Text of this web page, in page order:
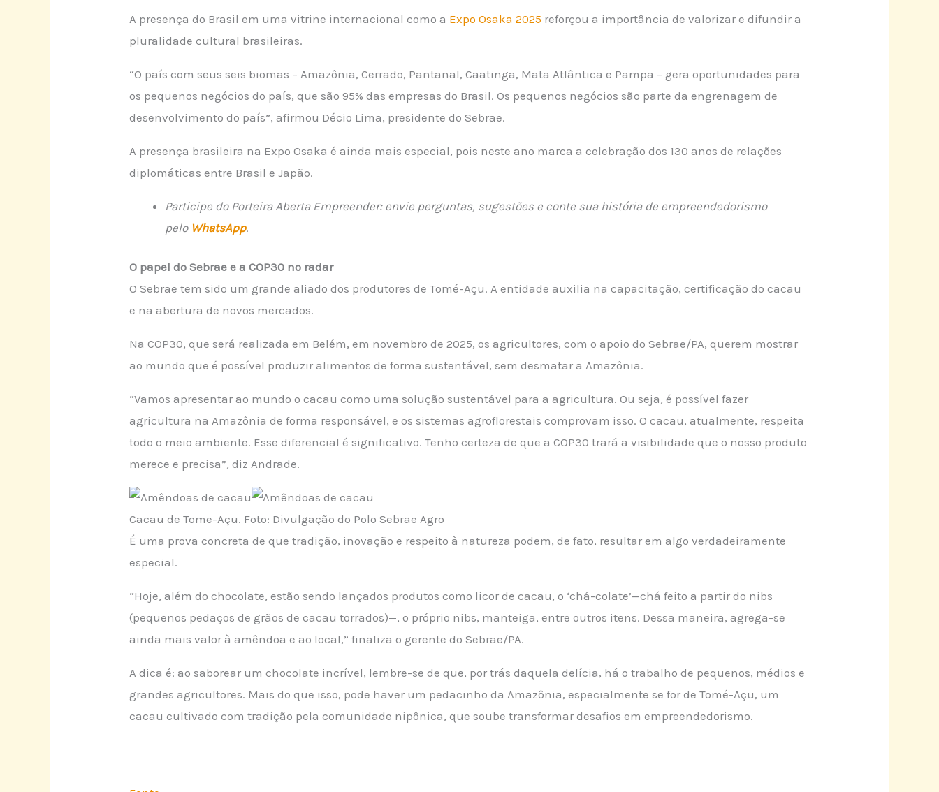
A presença do Brasil em uma vitrine internacional como a Expo Osaka 2025 reforçou a importância de valorizar e difundir a
pluralidade cultural brasileiras.
“O país com seus seis biomas – Amazônia, Cerrado, Pantanal, Caatinga, Mata Atlântica e Pampa – gera oportunidades para
os pequenos negócios do país, que são 95% das empresas do Brasil. Os pequenos negócios são parte da engrenagem de
desenvolvimento do país”, afirmou Décio Lima, presidente do Sebrae.
A presença brasileira na Expo Osaka é ainda mais especial, pois neste ano marca a celebração dos 130 anos de relações
diplomáticas entre Brasil e Japão.
Participe do Porteira Aberta Empreender: envie perguntas, sugestões e conte sua história de empreendedorismo
pelo WhatsApp.
O papel do Sebrae e a COP30 no radar
O Sebrae tem sido um grande aliado dos produtores de Tomé-Açu. A entidade auxilia na capacitação, certificação do cacau
e na abertura de novos mercados.
Na COP30, que será realizada em Belém, em novembro de 2025, os agricultores, com o apoio do Sebrae/PA, querem mostrar
ao mundo que é possível produzir alimentos de forma sustentável, sem desmatar a Amazônia.
“Vamos apresentar ao mundo o cacau como uma solução sustentável para a agricultura. Ou seja, é possível fazer
agricultura na Amazônia de forma responsável, e os sistemas agroflorestais comprovam isso. O cacau, atualmente, respeita
todo o meio ambiente. Esse diferencial é significativo. Tenho certeza de que a COP30 trará a visibilidade que o nosso produto
merece e precisa”, diz Andrade.
Cacau de Tome-Açu. Foto: Divulgação do Polo Sebrae Agro
É uma prova concreta de que tradição, inovação e respeito à natureza podem, de fato, resultar em algo verdadeiramente
especial.
“Hoje, além do chocolate, estão sendo lançados produtos como licor de cacau, o ‘chá-colate’—chá feito a partir do nibs
(pequenos pedaços de grãos de cacau torrados)—, o próprio nibs, manteiga, entre outros itens. Dessa maneira, agrega-se
ainda mais valor à amêndoa e ao local,” finaliza o gerente do Sebrae/PA.
A dica é: ao saborear um chocolate incrível, lembre-se de que, por trás daquela delícia, há o trabalho de pequenos, médios e
grandes agricultores. Mais do que isso, pode haver um pedacinho da Amazônia, especialmente se for de Tomé-Açu, um
cacau cultivado com tradição pela comunidade nipônica, que soube transformar desafios em empreendedorismo.